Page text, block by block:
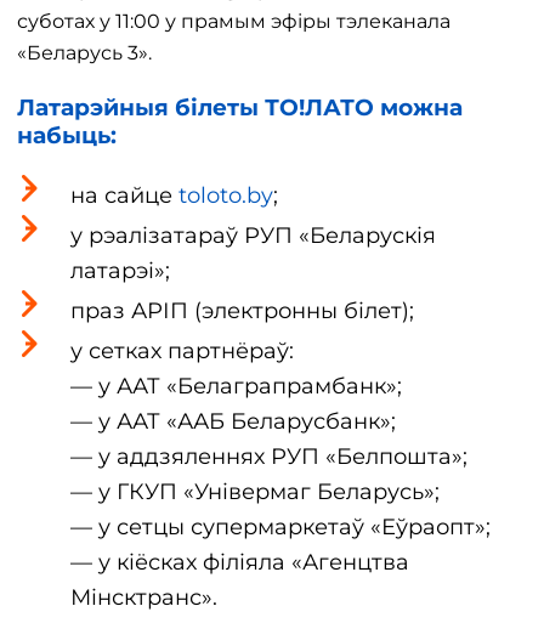
суботах у 11:00 у прамым эфіры тэлеканала
«Беларусь 3».
Латарэйныя білеты ТО!ЛАТО можна
набыць:
на сайце toloto.by;
у рэалізатараў РУП «Беларускія
латарэі»;
праз АРІП (электронны білет);
у сетках партнёраў:
— у ААТ «Белаграпрамбанк»;
— у ААТ «ААБ Беларусбанк»;
— у аддзяленнях РУП «Белпошта»;
— у ГКУП «Універмаг Беларусь»;
— у сетцы супермаркетаў «Еўраопт»;
— у кіёсках філіяла «Агенцтва
Мінсктранс».